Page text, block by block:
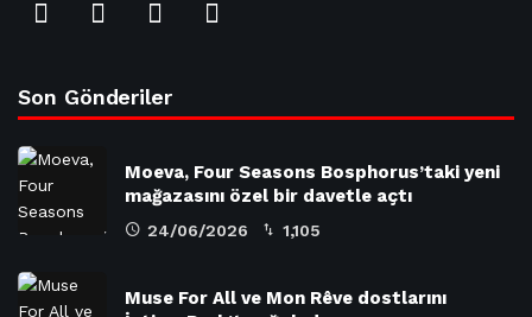
Son Gönderiler
Moeva, Four Seasons Bosphorus’taki yeni
mağazasını özel bir davetle açtı
24/06/2026 1,105
Muse For All ve Mon Rêve dostlarını